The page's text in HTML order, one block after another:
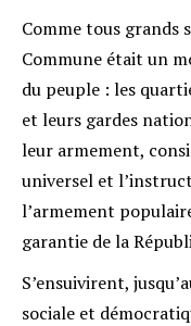
Comme tous grands
Commune était un
du peuple : les
et leurs gardes
leur armement,
universel et
l’armement
garantie de la
S’ensuivirent,
sociale et